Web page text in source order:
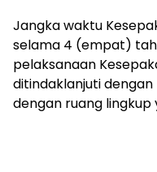
Jangka waktu
selama 4 (empat)
pelaksanaan
ditindaklanjuti dengan
dengan ruang